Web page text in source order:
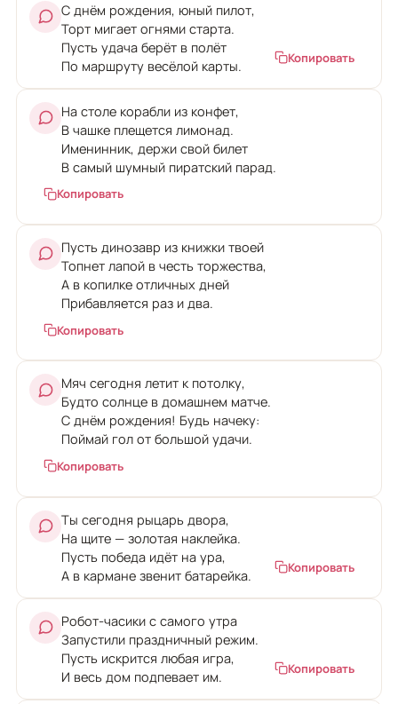
С днём рождения, юный пилот,
Торт мигает огнями старта.
Пусть удача берёт в полёт
По маршруту весёлой карты.
Копировать
На столе корабли из конфет,
В чашке плещется лимонад.
Именинник, держи свой билет
В самый шумный пиратский парад.
Копировать
Пусть динозавр из книжки твоей
Топнет лапой в честь торжества,
А в копилке отличных дней
Прибавляется раз и два.
Копировать
Мяч сегодня летит к потолку,
Будто солнце в домашнем матче.
С днём рождения! Будь начеку:
Поймай гол от большой удачи.
Копировать
Ты сегодня рыцарь двора,
На щите — золотая наклейка.
Пусть победа идёт на ура,
А в кармане звенит батарейка.
Копировать
Робот-часики с самого утра
Запустили праздничный режим.
Пусть искрится любая игра,
И весь дом подпевает им.
Копировать